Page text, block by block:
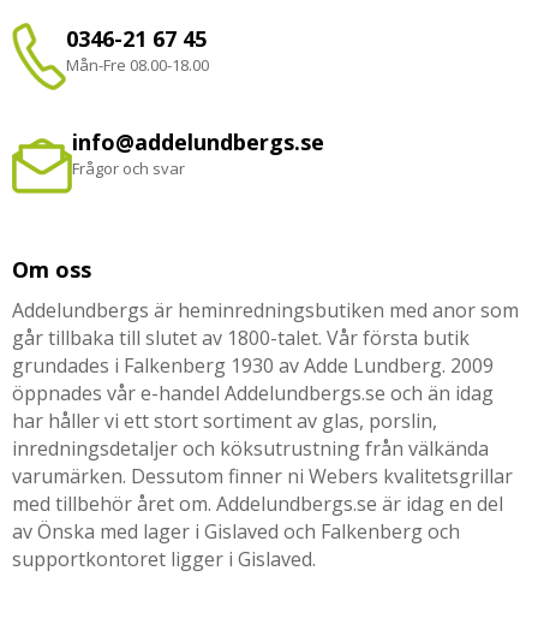
0346-21 67 45
Mån-Fre 08.00-18.00
info@addelundbergs.se
Frågor och svar
Om oss
Addelundbergs är heminredningsbutiken med anor som
går tillbaka till slutet av 1800-talet. Vår första butik
grundades i Falkenberg 1930 av Adde Lundberg. 2009
öppnades vår e-handel Addelundbergs.se och än idag
har håller vi ett stort sortiment av glas, porslin,
inredningsdetaljer och köksutrustning från välkända
varumärken. Dessutom finner ni Webers kvalitetsgrillar
med tillbehör året om. Addelundbergs.se är idag en del
av Önska med lager i Gislaved och Falkenberg och
supportkontoret ligger i Gislaved.